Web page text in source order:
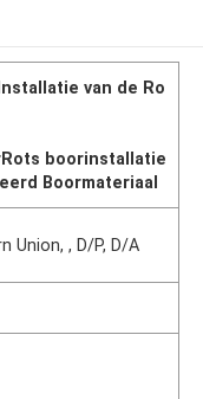
van de Ro
boorinstallatie
Boormateriaal
Union, , D/P, D/A